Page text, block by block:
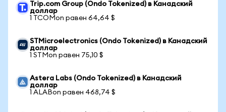
Trip.com Group (Ondo Tokenized) в Канадский
доллар
1 TCOMon равен 64,64 $
STMicroelectronics (Ondo Tokenized) в Канадский
доллар
1 STMon равен 75,10 $
Astera Labs (Ondo Tokenized) в Канадский
доллар
1 ALABon равен 468,74 $